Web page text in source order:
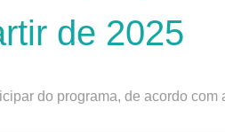
de 2025
do programa, de acordo